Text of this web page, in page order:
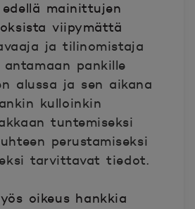
mainittujen
viipymättä
ja tilinomistaja
antamaan pankille
alussa ja sen aikana
kulloinkin
tuntemiseksi
perustamiseksi
tarvittavat tiedot.
oikeus hankkia